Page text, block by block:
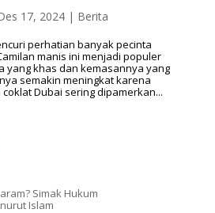
17, 2024| Berita
perhatian banyak pecinta
manis ini menjadi populer
yang khas dan kemasannya yang
semakin meningkat karena
Dubai sering dipamerkan...
Simak Hukum
Islam